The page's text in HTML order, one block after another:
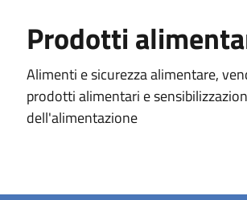
Prodotti
Alimenti e sicurezza alimentare,
prodotti alimentari e
dell'alimentazione